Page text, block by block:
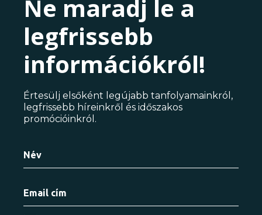
Ne maradj le a
legfrissebb
információkról!
Értesülj elsőként legújabb tanfolyamainkról,
legfrissebb híreinkről és időszakos
promócióinkról.